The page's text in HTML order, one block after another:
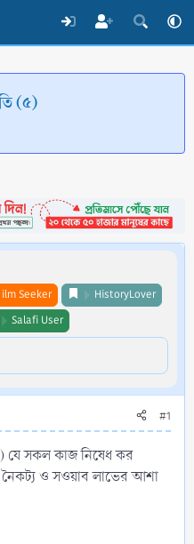
(৫)
ilm Seeker
HistoryLover
Salafi User
#1
যে সকল কাজ নিষেধ কর
নৈকট্য ও সওয়াব লাভের আশা